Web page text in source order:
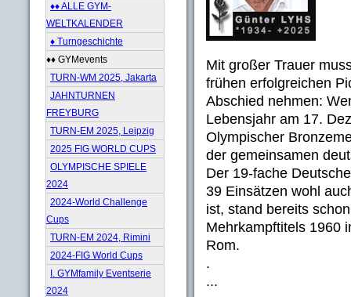
♦♦ ALLE GYM-
WELTKALENDER
♦ Turngeschichte
♦♦ GYMevents
TURN-WM 2025, Jakarta
JAHNTURNEN
FREYBURG
TURN-EM 2025, Leipzig
2025 FIG WORLD CUPS
OLYMPISCHE SPIELE
2024
2024-World Challenge
Cups
TURN-EM 2024, Rimini
2024-FIG World Cups
I. GYMfamily Eventserie
2024
Mit großer Trauer
frühen erfolgreichen
Abschied nehmen:
Lebensjahr am 17.
Olympischer
der gemeinsamen
Der 19-fache
39 Einsätzen wohl
ist, stand bereits
Mehrkampftitels 1960
Rom.
.
...